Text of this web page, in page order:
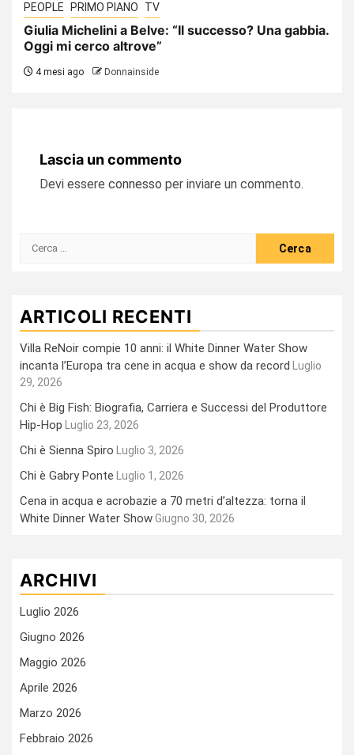
PEOPLE PRIMO PIANO TV
Giulia Michelini a Belve: “Il successo? Una gabbia.
Oggi mi cerco altrove”
4 mesi ago Donnainside
Lascia un commento
Devi essere connesso per inviare un commento.
Ricerca
ARTICOLI RECENTI
Villa ReNoir compie 10 anni: il White Dinner Water Show
incanta l’Europa tra cene in acqua e show da record
Luglio
29, 2026
Chi è Big Fish: Biografia, Carriera e Successi del Produttore
Hip-Hop
Luglio 23, 2026
Chi è Sienna Spiro Luglio 3, 2026
Chi è Gabry Ponte Luglio 1, 2026
Cena in acqua e acrobazie a 70 metri d’altezza: torna il
White Dinner Water ShowGiugno 30, 2026
ARCHIVI
Luglio 2026
Giugno 2026
Maggio 2026
Aprile 2026
Marzo 2026
Febbraio 2026